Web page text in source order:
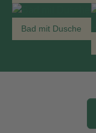
Bad mit Dusche